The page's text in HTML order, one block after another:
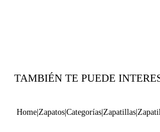
TAMBIÉN TE PUEDE
Home Zapatos Categorías Zapatillas